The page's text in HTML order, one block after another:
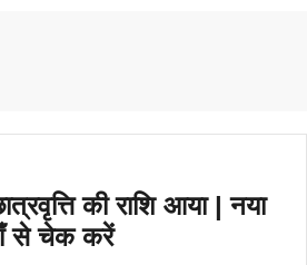
की राशि आया | नया
से चेक करें